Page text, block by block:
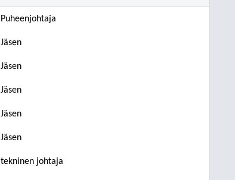
Puheenjohtaja
Jäsen
Jäsen
Jäsen
Jäsen
Jäsen
tekninen johtaja